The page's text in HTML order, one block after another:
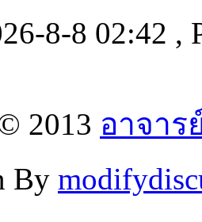
8-8 02:42 ,
2013 อาจาร
By